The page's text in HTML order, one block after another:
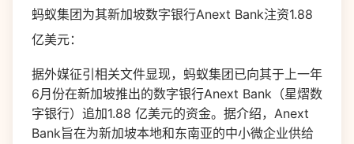
蚂蚁集团为其新加坡数字银行Anext Bank注资1.88
亿美元：
据外媒征引相关文件显现，蚂蚁集团已向其于上一年
6月份在新加坡推出的数字银行Anext Bank（星熠数
字银行）追加1.88 亿美元的资金。据介绍，Anext
Bank旨在为新加坡本地和东南亚的中小微企业供给